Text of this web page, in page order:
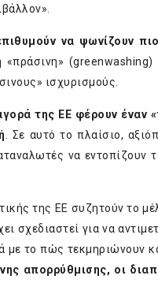
να ψωνίζουν
«πράσινη»
ισχυρισμούς.
της ΕΕ φέρουν έναν
. Σε αυτό το πλαίσιο,
να εντοπίζουν
της ΕΕ συζητούν το
σχεδιαστεί για να
με το πώς τεκμηριώνουν
απορρύθμισης, οι